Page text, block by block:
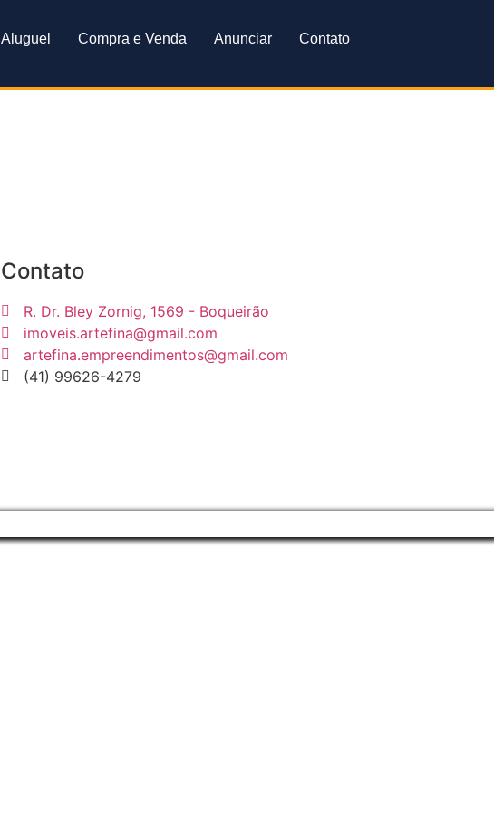
Aluguel Compra e Venda Anunciar Contato
Contato
R. Dr. Bley Zornig, 1569 - Boqueirão
imoveis.artefina@gmail.com
artefina.empreendimentos@gmail.com
(41) 99626-4279